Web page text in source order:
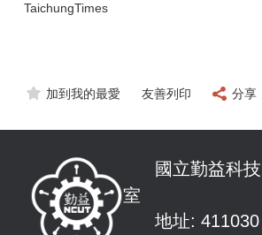
TaichungTimes
加到我的最愛 友善列印 分享
國立勤益科
室
地址: 411030